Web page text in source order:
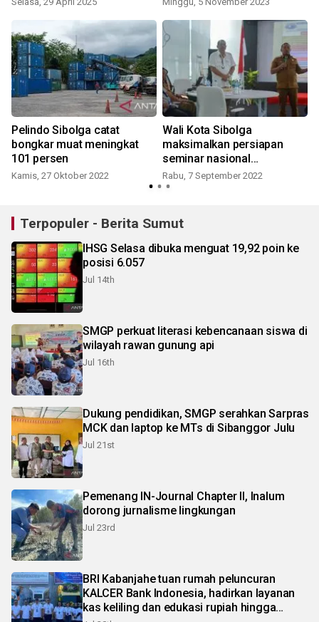
Pelindo Sibolga catat
bongkar muat meningkat
101 persen
Kamis, 27 Oktober 2022
Wali Kota Sibolga
maksimalkan persiapan
seminar nasional
kemaritiman
Rabu, 7 September 2022
Terpopuler - Berita Sumut
IHSG Selasa dibuka menguat 19,92 poin ke
posisi 6.057
Jul 14th
SMGP perkuat literasi kebencanaan siswa di
wilayah rawan gunung api
Jul 16th
Dukung pendidikan, SMGP serahkan Sarpras
MCK dan laptop ke MTs di Sibanggor Julu
Jul 21st
Pemenang IN-Journal Chapter II, Inalum
dorong jurnalisme lingkungan
Jul 23rd
BRI Kabanjahe tuan rumah peluncuran
KALCER Bank Indonesia, hadirkan layanan
kas keliling dan edukasi rupiah hingga